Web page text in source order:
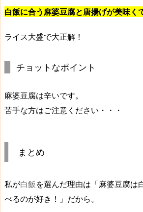
白飯に合う麻婆豆腐と唐揚げが美味く
ライス大盛で大正解！
チョットなポイント
麻婆豆腐は辛いです。
苦手な方はご注意ください・・・
まとめ
私が白飯を選んだ理由は「麻婆豆腐は
べるのが好き！ 」だから。